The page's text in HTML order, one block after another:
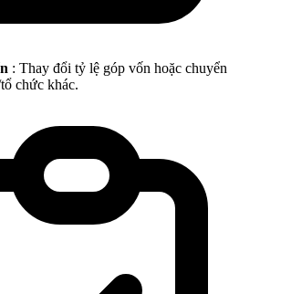
: Thay đổi tỷ lệ góp vốn hoặc chuyển
chức khác.